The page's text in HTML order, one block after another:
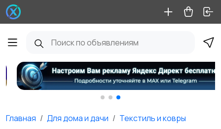
Главная Для дома и дачи Текстиль и ковры